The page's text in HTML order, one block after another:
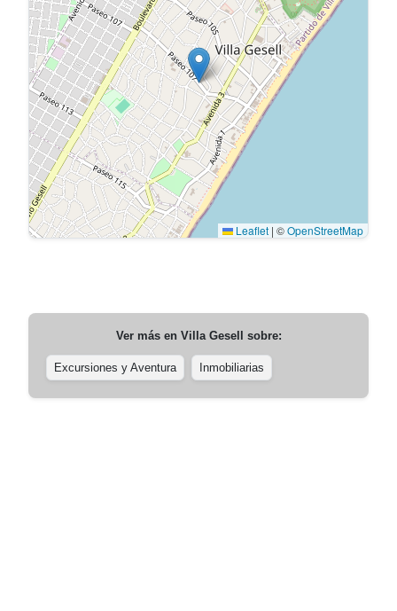
Leaflet | ©OpenStreetMap
Ver más en Villa Gesell sobre:
Excursiones y Aventura Inmobiliarias